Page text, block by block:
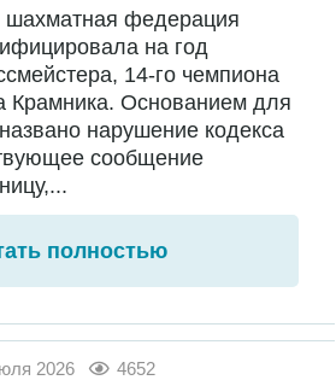
федерация
на год
14-го чемпиона
Крамника. Основанием для
нарушение кодекса
сообщение
полностью
2026 4652